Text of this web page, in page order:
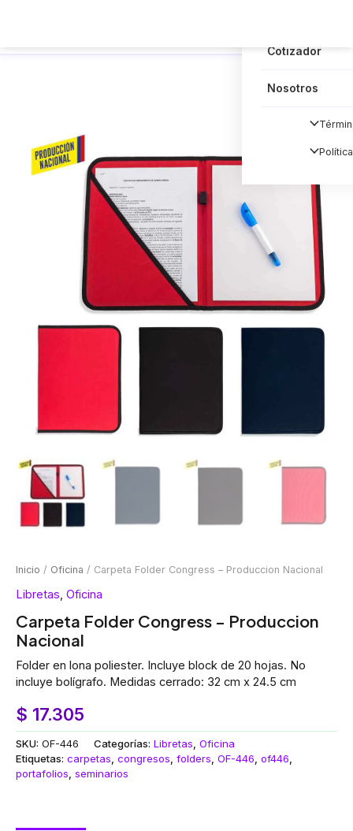
Cotizador
Nosotros
Inicio / Oficina / Carpeta Folder Congress – Produccion Nacional
Libretas, Oficina
Carpeta Folder Congress – Produccion
Nacional
Folder en lona poliester. Incluye block de 20 hojas. No
incluye bolígrafo. Medidas cerrado: 32 cm x 24.5 cm
$ 17.305
SKU: OF-446 Categorías: Libretas, Oficina
Etiquetas: carpetas, congresos, folders, OF-446, of446,
portafolios, seminarios